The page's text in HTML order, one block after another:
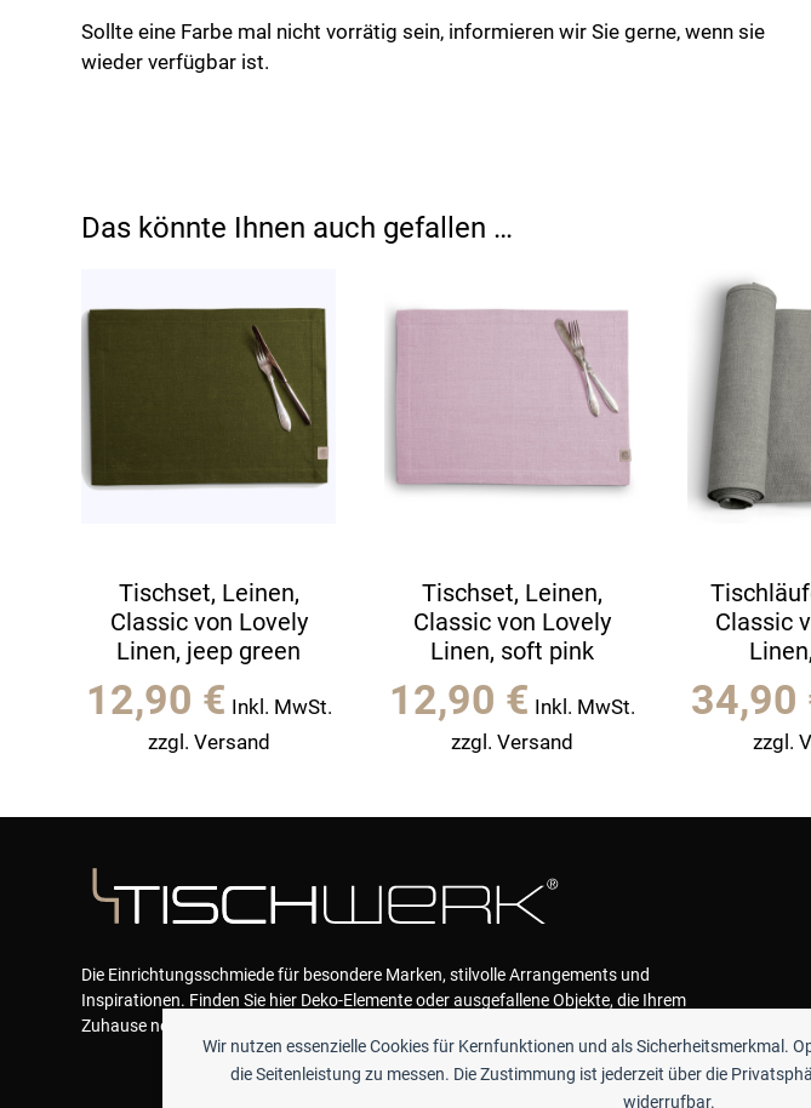
Wir nutzen essenzielle Cookies für Kernfunktionen und als Sicherheitsmerkmal.
die Seitenleistung zu messen. Die Zustimmung ist jederzeit über die
widerrufbar.
Sollte eine Farbe mal nicht vorrätig sein, informieren wir Sie gerne, wenn sie
wieder verfügbar ist.
Das könnte Ihnen auch gefallen …
Tischset, Leinen,
Classic von Lovely
Linen, jeep green
12,90 € Inkl. MwSt.
zzgl. Versand
Tischset, Leinen,
Classic von Lovely
Linen, soft pink
12,90 € Inkl. MwSt.
zzgl. Versand
Classic
34,90
zzgl.
Die Einrichtungsschmiede für besondere Marken, stilvolle Arrangements und
Inspirationen. Finden Sie hier Deko-Elemente oder ausgefallene Objekte, die Ihrem
Zuhause neue Akzente geben und das Wohlfühlen garantieren.